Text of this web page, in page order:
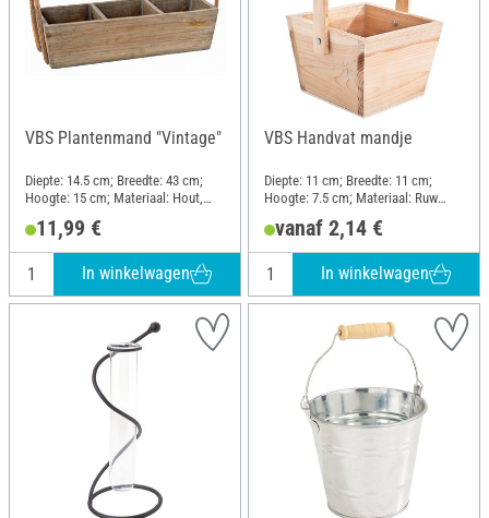
VBS Plantenmand "Vintage"
Diepte: 14.5 cm; Breedte: 43 cm;
Hoogte: 15 cm; Materiaal: Hout,
11,99 €
In winkelwagen
VBS Handvat mandje
Diepte: 11 cm; Breedte: 11 cm;
Hoogte: 7.5 cm; Materiaal: Ruw
vanaf 2,14 €
In winkelwagen